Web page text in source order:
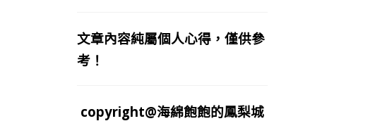
文章內容純屬個人心得，僅供參
考！
copyright@海綿飽飽的鳳梨城